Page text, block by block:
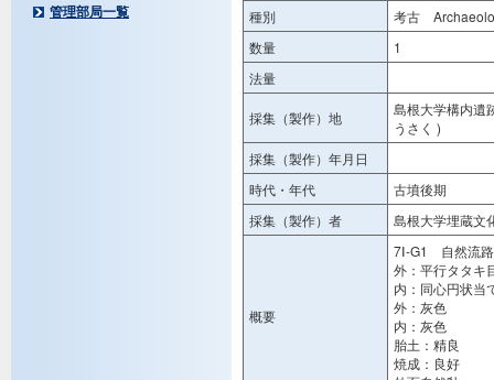
管理部局一覧
種別
考古
数量
1
法量
採集（製作）地
島根大学構内
うさく )
採集（製作）年月日
時代・年代
古墳後期
採集（製作）者
島根大学埋蔵文
概要
7Ⅰ-G1 自然流
外：平行タタキ
内：同心円状当
外：灰色
内：灰色
胎土：精良
焼成：良好